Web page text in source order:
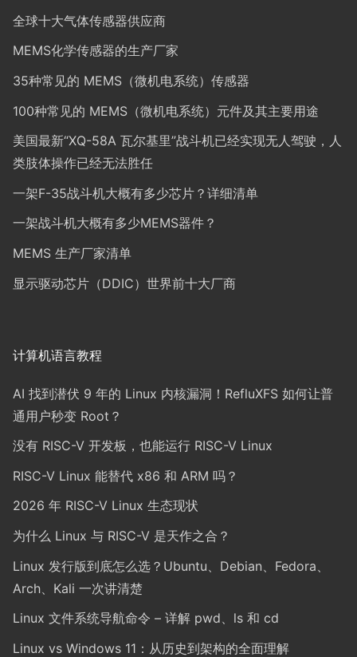
全球十大气体传感器供应商
MEMS化学传感器的生产厂家
35种常见的 MEMS（微机电系统）传感器
100种常见的 MEMS（微机电系统）元件及其主要用途
美国最新“XQ-58A 瓦尔基里”战斗机已经实现无人驾驶，人
类肢体操作已经无法胜任
一架F-35战斗机大概有多少芯片？详细清单
一架战斗机大概有多少MEMS器件？
MEMS 生产厂家清单
显示驱动芯片（DDIC）世界前十大厂商
计算机语言教程
AI 找到潜伏 9 年的 Linux 内核漏洞！RefluXFS 如何让普
通用户秒变 Root？
没有 RISC-V 开发板，也能运行 RISC-V Linux
RISC-V Linux 能替代 x86 和 ARM 吗？
2026 年 RISC-V Linux 生态现状
为什么 Linux 与 RISC-V 是天作之合？
Linux 发行版到底怎么选？Ubuntu、Debian、Fedora、
Arch、Kali 一次讲清楚
Linux 文件系统导航命令 – 详解 pwd、ls 和 cd
Linux vs Windows 11：从历史到架构的全面理解